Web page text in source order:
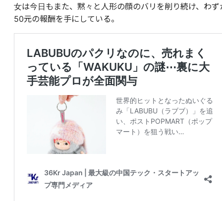
女は今日もまた、黙々と人形の顔のバリを削り続け、わず
50元の報酬を手にしている。